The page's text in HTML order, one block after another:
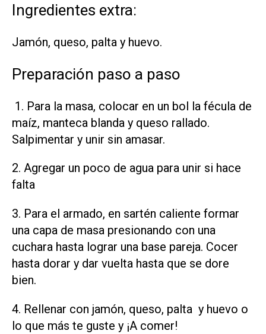
Ingredientes extra:
Jamón, queso, palta y huevo.
Preparación paso a paso
1. Para la masa, colocar en un bol la fécula de
maíz, manteca blanda y queso rallado.
Salpimentar y unir sin amasar.
2. Agregar un poco de agua para unir si hace
falta
3. Para el armado, en sartén caliente formar
una capa de masa presionando con una
cuchara hasta lograr una base pareja. Cocer
hasta dorar y dar vuelta hasta que se dore
bien.
4. Rellenar con jamón, queso, palta y huevo o
lo que más te guste y ¡A comer!